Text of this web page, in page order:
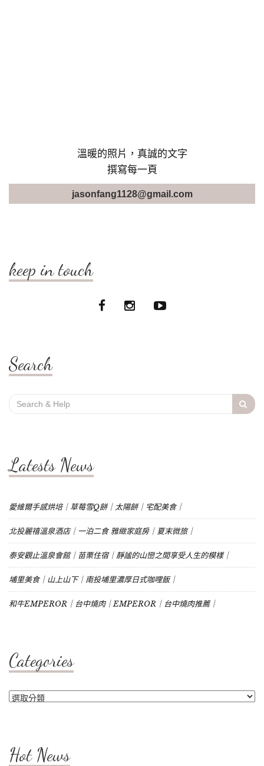
溫暖的照片，真誠的文字
撰寫每一頁
jasonfang1128@gmail.com
keep in touch
Search
Search
for:
Latests News
愛維爾手感烘培｜草莓雪Q餅｜太陽餅｜宅配美食｜
北投麗禧溫泉酒店｜一泊二食 雅緻家庭房｜夏末微旅｜
泰安觀止溫泉會館｜苗栗住宿｜靜謐的山巒之間享受人生的模樣｜
埔里美食｜山上山下｜南投埔里濃厚日式咖哩飯｜
和牛EMPEROR｜台中燒肉｜EMPEROR｜台中燒肉推薦｜
Categories
Categories
Hot News